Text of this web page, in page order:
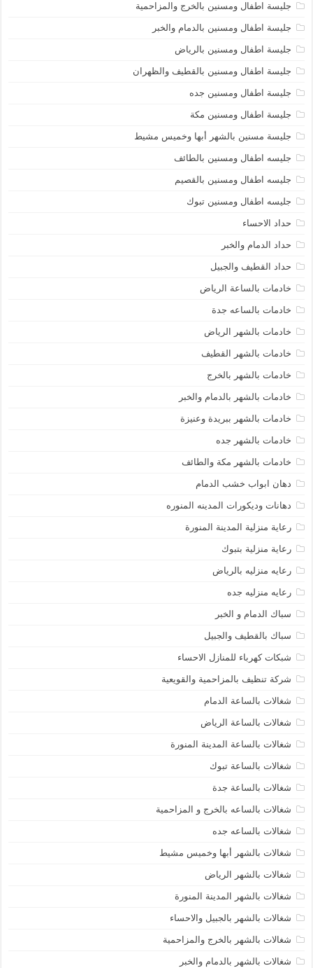
جليسة اطفال ومسنين بالخرج والمزاحمية
جليسة اطفال ومسنين بالدمام والخبر
جليسة اطفال ومسنين بالرياض
جليسة اطفال ومسنين بالقطيف والظهران
جليسة اطفال ومسنين جده
جليسة اطفال ومسنين مكة
جليسة مسنين بالشهر أبها وخميس مشيط
جليسه اطفال ومسنين بالطائف
جليسه اطفال ومسنين بالقصيم
جليسه اطفال ومسنين تبوك
حداد الاحساء
حداد الدمام والخبر
حداد القطيف والجبيل
خادمات بالساعة الرياض
خادمات بالساعه جدة
خادمات بالشهر الرياض
خادمات بالشهر القطيف
خادمات بالشهر بالخرج
خادمات بالشهر بالدمام والخبر
خادمات بالشهر ببريدة وعنيزة
خادمات بالشهر جده
خادمات بالشهر مكة والطائف
دهان ابواب خشب الدمام
دهانات وديكورات المدينه المنوره
رعاية منزلية المدينة المنورة
رعاية منزلية بتبوك
رعايه منزليه بالرياض
رعايه منزليه جده
سباك الدمام و الخبر
سباك بالقطيف والجبيل
شبكات كهرباء للمنازل الاحساء
شركة تنظيف بالمزاحمية والقويعية
شغالات بالساعة الدمام
شغالات بالساعة الرياض
شغالات بالساعة المدينة المنورة
شغالات بالساعة تبوك
شغالات بالساعة جدة
شغالات بالساعه بالخرج و المزاحمية
شغالات بالساعه جده
شغالات بالشهر أبها وخميس مشيط
شغالات بالشهر الرياض
شغالات بالشهر المدينة المنورة
شغالات بالشهر بالجبيل والاحساء
شغالات بالشهر بالخرج والمزاحمية
شغالات بالشهر بالدمام والخبر